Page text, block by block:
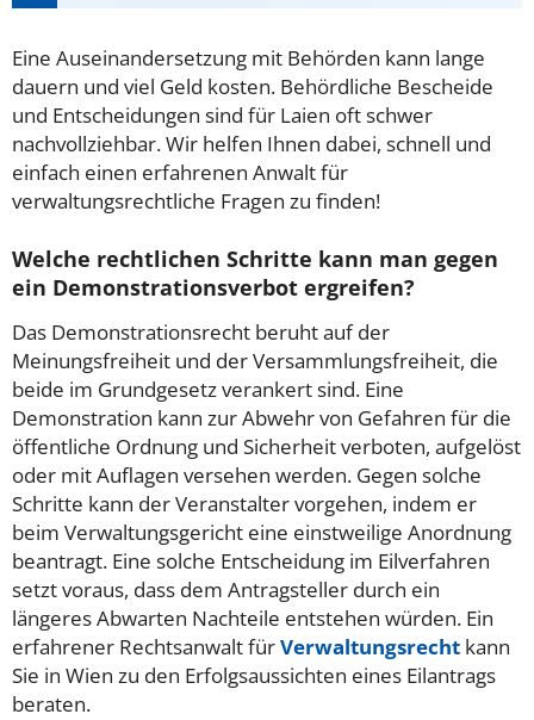
Eine Auseinandersetzung mit Behörden kann lange
dauern und viel Geld kosten. Behördliche Bescheide
und Entscheidungen sind für Laien oft schwer
nachvollziehbar. Wir helfen Ihnen dabei, schnell und
einfach einen erfahrenen Anwalt für
verwaltungsrechtliche Fragen zu finden!
Welche rechtlichen Schritte kann man gegen
ein Demonstrationsverbot ergreifen?
Das Demonstrationsrecht beruht auf der
Meinungsfreiheit und der Versammlungsfreiheit, die
beide im Grundgesetz verankert sind. Eine
Demonstration kann zur Abwehr von Gefahren für die
öffentliche Ordnung und Sicherheit verboten, aufgelöst
oder mit Auflagen versehen werden. Gegen solche
Schritte kann der Veranstalter vorgehen, indem er
beim Verwaltungsgericht eine einstweilige Anordnung
beantragt. Eine solche Entscheidung im Eilverfahren
setzt voraus, dass dem Antragsteller durch ein
längeres Abwarten Nachteile entstehen würden. Ein
erfahrener Rechtsanwalt fürVerwaltungsrecht kann
Sie in Wien zu den Erfolgsaussichten eines Eilantrags
beraten.